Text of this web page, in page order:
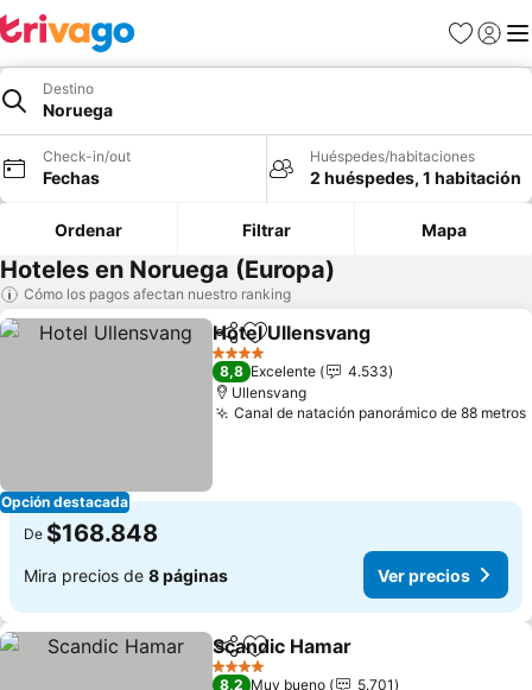
Favoritos
Iniciar
Destino
Noruega
Check-in/out
Fechas
Huéspedes/habitaciones
2 huéspedes, 1 habitación
Ordenar Filtrar Mapa
Hoteles en Noruega (Europa)
Cómo los pagos afectan nuestro ranking
Opción destacada
CompartirAgregar a favoritos
Hotel Ullensvang
4 Estrellas
8,8 Excelente
4.533
Ullensvang
Canal de natación panorámico de 88 metros
De $168.848
Mira precios de 8 páginas Ver precios
CompartirAgregar a favoritos
Scandic Hamar
4 Estrellas
8,2 Muy bueno
5.701